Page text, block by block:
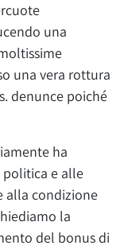
una
una vera rottura
denunce poiché
ha
politica e alle
alla condizione
la
del bonus di